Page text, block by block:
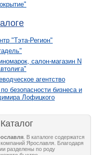
"Тэта-Регион"
салон-магазин N
агентство
безопасности бизнеса и
Лофицкого
. В каталоге содержатся
Ярославля. Благодаря
разделены по роду